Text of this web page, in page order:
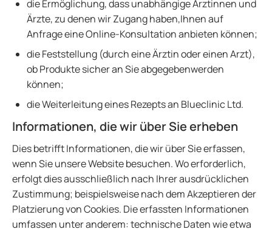
die Ermöglichung, dass unabhängige Ärztinnen und
Ärzte, zu denen wir Zugang haben,Ihnen auf
Anfrage eine Online-Konsultation anbieten können;
die Feststellung (durch eine Ärztin oder einen Arzt),
ob Produkte sicher an Sie abgegebenwerden
können;
die Weiterleitung eines Rezepts an Blueclinic Ltd.
Informationen, die wir über Sie erheben
Dies betrifft Informationen, die wir über Sie erfassen,
wenn Sie unsere Website besuchen. Wo erforderlich,
erfolgt dies ausschließlich nach Ihrer ausdrücklichen
Zustimmung; beispielsweise nach dem Akzeptieren der
Platzierung von Cookies. Die erfassten Informationen
umfassen unter anderem: technische Daten wie etwa